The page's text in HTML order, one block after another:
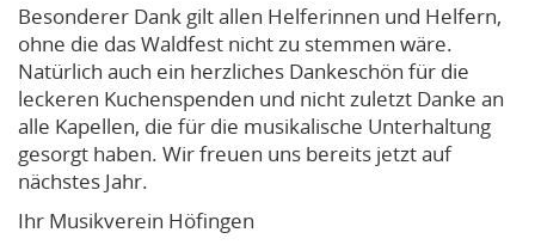
Besonderer Dank gilt allen Helferinnen und Helfern,
ohne die das Waldfest nicht zu stemmen wäre.
Natürlich auch ein herzliches Dankeschön für die
leckeren Kuchenspenden und nicht zuletzt Danke an
alle Kapellen, die für die musikalische Unterhaltung
gesorgt haben. Wir freuen uns bereits jetzt auf
nächstes Jahr.
Ihr Musikverein Höfingen